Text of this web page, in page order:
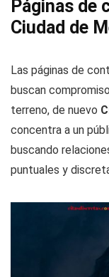
Páginas de
Ciudad de
Las páginas de
buscan
terreno, de nuevo
concentra a un
buscando
puntuales y